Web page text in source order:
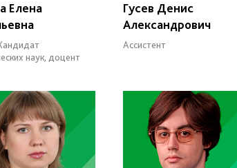
Елена
наук, доцент
Гусев Денис
Александрович
Ассистент